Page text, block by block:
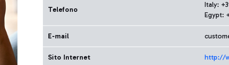
Telefono
Italy:
Egypt:
E-mail
Sito Internet http://